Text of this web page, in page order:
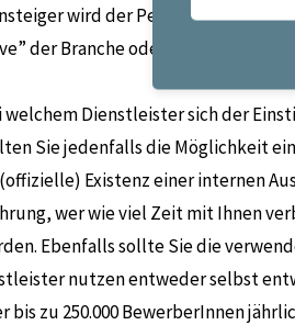
wird der
der Branche oder beliebten
Dienstleister sich der
Sie jedenfalls die Möglichkeit
Existenz einer internen
wer wie viel Zeit mit Ihnen
Ebenfalls sollte Sie die
nutzen entweder selbst
bis zu 250.000 BewerberInnen